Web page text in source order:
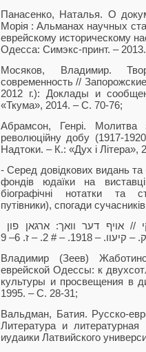
Панасенко, Наталья. О
Морія : Альманах научных
еврейскому историческому
Одесса: Симэкс-принт. –
Мосяков, Владимир.
современность //
2012 г.): Доклады и
«Ткума», 2014. – С. 70-76;
Абрамсон, Генрі.
революційну добу (1917-
Надтоки. – К.: «Дух і Літера»,
- Серед довідкових видань та
фондів юдаїки на
біографічні нотатки та
путівники), спогади
Владимир (Зеев)
еврейской Одессы: к
культуры и просвещения в
1995. – С. 28-31;
Вальдман, Батия. Русско-
Литература и
иудаики Латвийского